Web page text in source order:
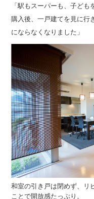
「駅もスーパーも、子ど
購入後、一戸建てを見に行
にならなくなりました」
和室の引き戸は閉めず、リ
ことで開放感たっぷり。